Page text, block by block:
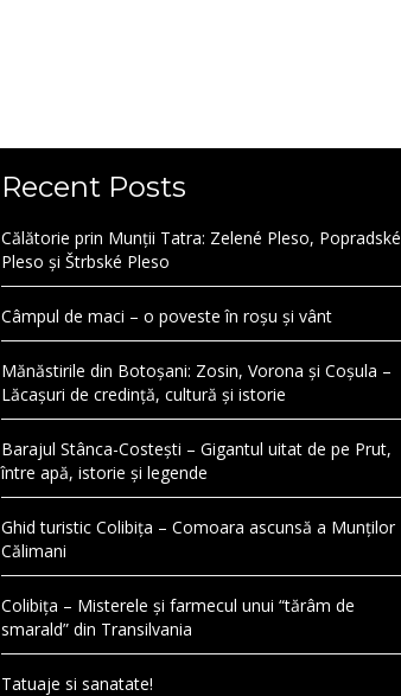
Recent Posts
Călătorie prin Munții Tatra: Zelené Pleso, Popradské
Pleso și Štrbské Pleso
Câmpul de maci – o poveste în roșu și vânt
Mănăstirile din Botoșani: Zosin, Vorona și Coșula –
Lăcașuri de credință, cultură și istorie
Barajul Stânca-Costești – Gigantul uitat de pe Prut,
între apă, istorie și legende
Ghid turistic Colibița – Comoara ascunsă a Munților
Călimani
Colibița – Misterele și farmecul unui “tărâm de
smarald” din Transilvania
Tatuaje si sanatate!